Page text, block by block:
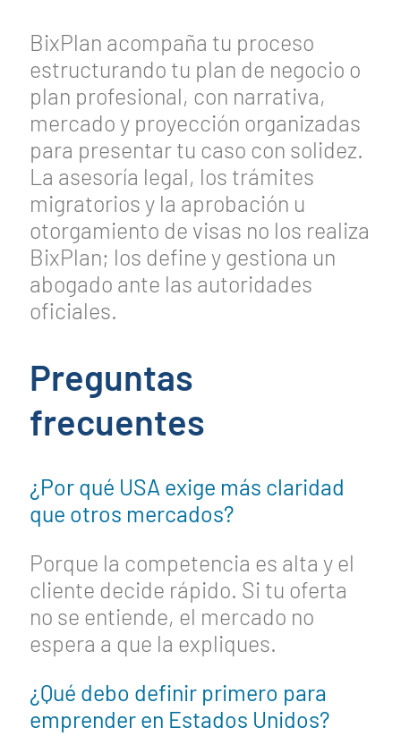
BixPlan acompaña tu proceso
estructurando tu plan de negocio o
plan profesional, con narrativa,
mercado y proyección organizadas
para presentar tu caso con solidez.
La asesoría legal, los trámites
migratorios y la aprobación u
otorgamiento de visas no los realiza
BixPlan; los define y gestiona un
abogado ante las autoridades
oficiales.
Preguntas
frecuentes
¿Por qué USA exige más claridad
que otros mercados?
Porque la competencia es alta y el
cliente decide rápido. Si tu oferta
no se entiende, el mercado no
espera a que la expliques.
¿Qué debo definir primero para
emprender en Estados Unidos?